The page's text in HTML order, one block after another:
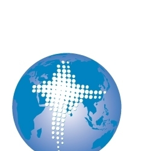
Puh.
Lea
http://